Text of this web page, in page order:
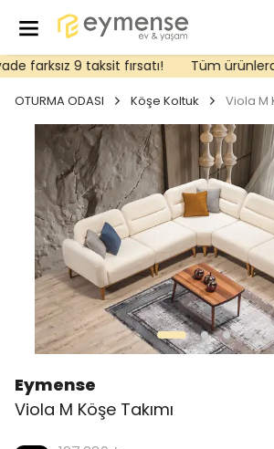
farksız 9 taksit fırsatı! Tüm
OTURMA ODASI Köşe Koltuk Viola M
Eymense
Viola M Köşe Takımı